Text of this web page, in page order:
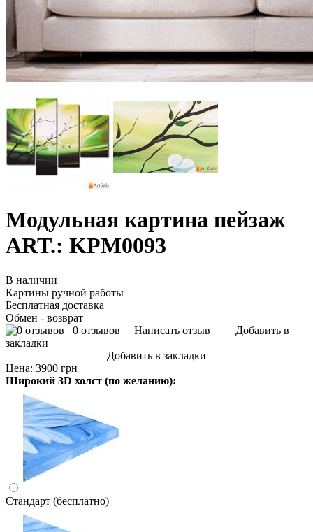
Модульная картина пейзаж
ART.: KPM0093
В наличии
Картины ручной работы
Бесплатная доставка
Обмен - возврат
0 отзывов
Написать отзыв
Добавить в
закладки
Добавить в закладки
Цена: 3900 грн
Широкий 3D холст (по желанию):
Стандарт (бесплатно)